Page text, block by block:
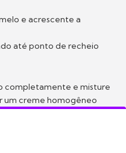
e acrescente a
até ponto de recheio
completamente e misture
um creme homogêneo